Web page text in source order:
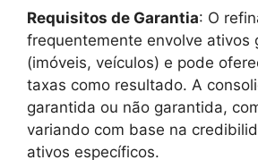
Requisitos de Garantia: O
frequentemente envolve ativos
(imóveis, veículos) e pode
taxas como resultado. A
garantida ou não garantida,
variando com base na
ativos específicos.